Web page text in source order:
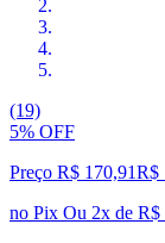
(19)
5% OFF
Preço R$ 170,91R$
no Pix Ou 2x de R$